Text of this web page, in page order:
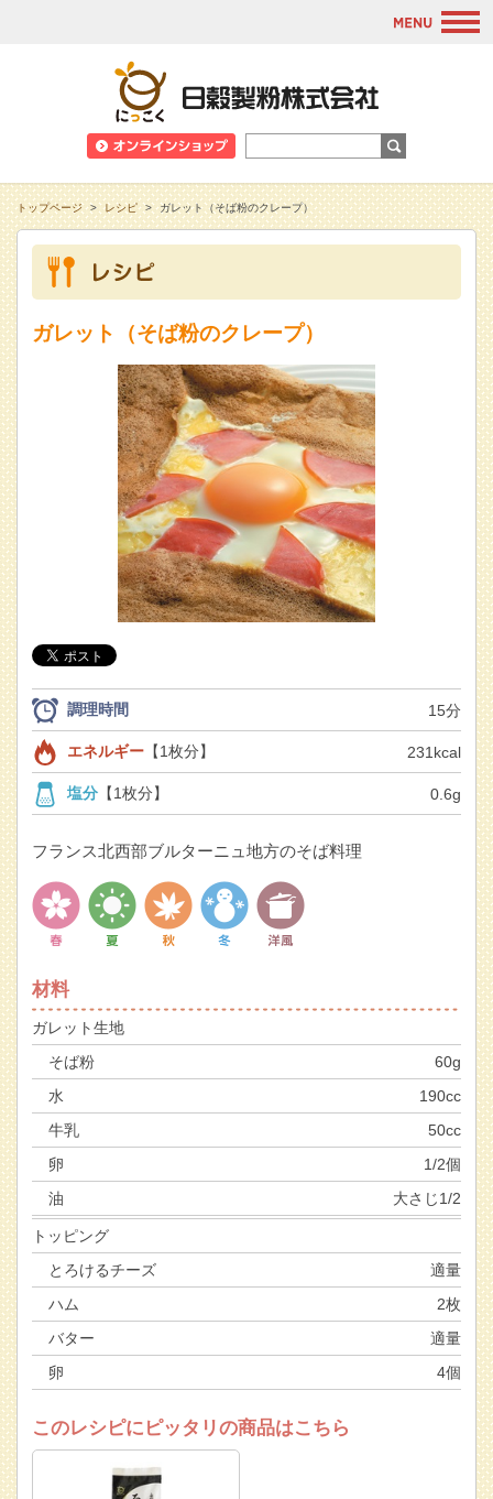
トップページ > レシピ > ガレット（そば粉のクレープ）
ガレット（そば粉のクレープ）
調理時間 15分
エネルギー【1枚分】 231kcal
塩分【1枚分】 0.6g
フランス北西部ブルターニュ地方のそば料理
材料
ガレット生地
そば粉
60g
水
190cc
牛乳
50cc
卵
1/2個
油
大さじ1/2
トッピング
とろけるチーズ
適量
ハム
2枚
バター
適量
卵
4個
このレシピにピッタリの商品はこちら